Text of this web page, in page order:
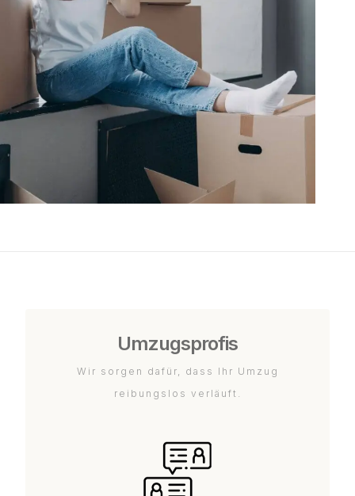
Umzugsprofis
Wir sorgen dafür, dass Ihr Umzug
reibungslos verläuft.